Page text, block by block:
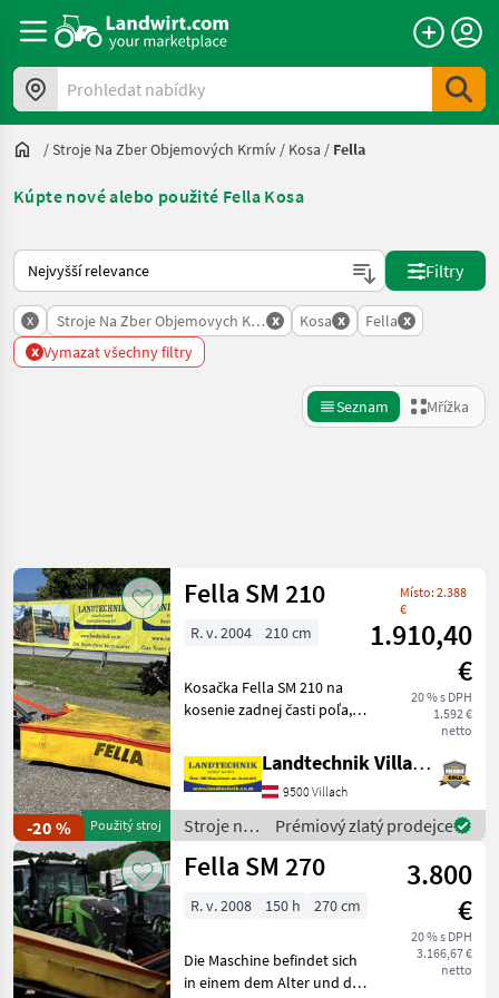
Prohledat nabídky
/Stroje Na Zber Objemových Krmív / Kosa / Fella
Kúpte nové alebo použité Fella Kosa
Takto se řadí nabídky na Landwirt.com
Filtry
x Stroje Na Zber Objemovych Krmiv
x Kosa x Fella x
x Vymazat všechny filtry
Seznam Mřížka
Kategorie 4 Země Filtry
AKTUÁLNÍ
CESTA
poľnohospodárska
technika
Stroje Na Zber
Objemovych
Krmiv
Kosa
Fella
VYBRAT
KATEGORII
Fella
Obnovit
Zobrazit
103
výsledků
-20 % Použitý stroj
Fella SM 210
Místo: 2.388
€
1.910,40
€
20 % s DPH
1.592 €
netto
R. v. 2004 210 cm
Kosačka Fella SM 210 na
kosenie zadnej časti poľa, s
ochranou proti nárazu, 4
kosiace disky, každý s 2
nožmi, pripravená na
použitie tak, ako
Landtechnik Villach GmbH
9500 Villach
Stroje na
zber
objemových
Fella
Prémiový zlatý prodejce
Fella SM 270
3.800
€
20 % s DPH
3.166,67 €
netto
R. v. 2008 150 h 270 cm
Die Maschine befindet sich
in einem dem Alter und der